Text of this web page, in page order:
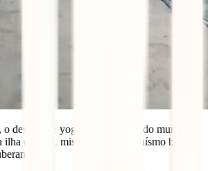
o destino de yoga mais popular do mundo
ilha é única, misturando o hinduísmo balinês